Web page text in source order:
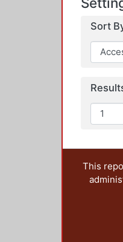
Sort
This